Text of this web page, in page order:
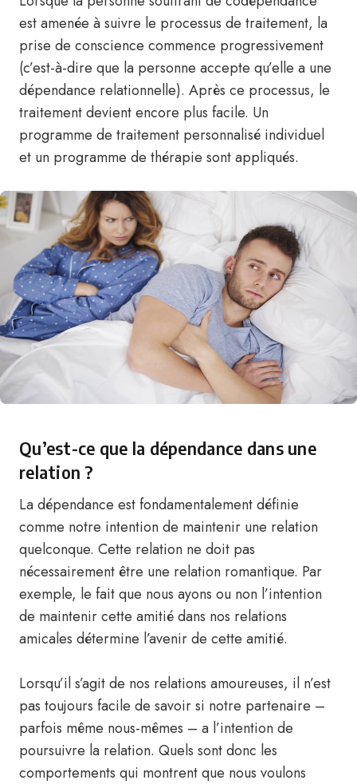
est amenée à suivre le processus de traitement, la
prise de conscience commence progressivement
(c’est-à-dire que la personne accepte qu’elle a une
dépendance relationnelle). Après ce processus, le
traitement devient encore plus facile. Un
programme de traitement personnalisé individuel
et un programme de thérapie sont appliqués.
Qu’est-ce que la dépendance dans une
relation ?
La dépendance est fondamentalement définie
comme notre intention de maintenir une relation
quelconque. Cette relation ne doit pas
nécessairement être une relation romantique. Par
exemple, le fait que nous ayons ou non l’intention
de maintenir cette amitié dans nos relations
amicales détermine l’avenir de cette amitié.
Lorsqu’il s’agit de nos relations amoureuses, il n’est
pas toujours facile de savoir si notre partenaire –
parfois même nous-mêmes – a l’intention de
poursuivre la relation. Quels sont donc les
comportements qui montrent que nous voulons